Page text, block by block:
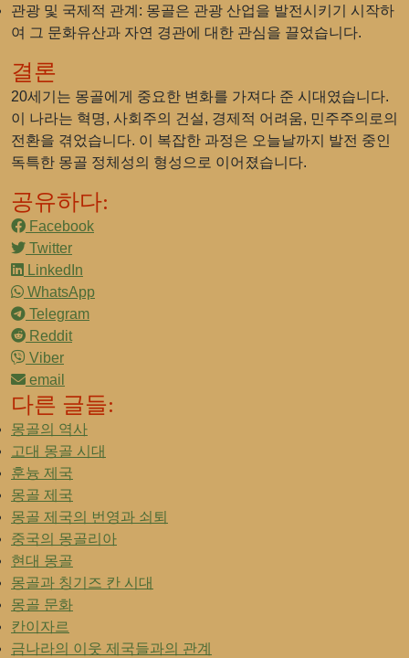
관광 및 국제적 관계 : 몽골은 관광 산업을 발전시키기 시작하
여 그 문화유산과 자연 경관에 대한 관심을 끌었습니다.
결론
20세기는 몽골에게 중요한 변화를 가져다 준 시대였습니다.
이 나라는 혁명, 사회주의 건설, 경제적 어려움, 민주주의로의
전환을 겪었습니다. 이 복잡한 과정은 오늘날까지 발전 중인
독특한 몽골 정체성의 형성으로 이어졌습니다.
공유하다:
Facebook
Twitter
LinkedIn
WhatsApp
Telegram
Reddit
Viber
email
다른 글들:
몽골의 역사
고대 몽골 시대
훈늉 제국
몽골 제국
몽골 제국의 번영과 쇠퇴
중국의 몽골리아
현대 몽골
몽골과 칭기즈 칸 시대
몽골 문화
칸이자르
금나라의 이웃 제국들과의 관계